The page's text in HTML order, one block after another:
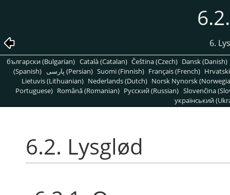
6.
български (Bulgarian) Català (Catalan) Čeština (Czech) Dansk (Danish)
(Spanish)
پارسی (Persian) Suomi (Finnish) Français (French)
Lietuvis (Lithuanian) Nederlands (Dutch) Norsk Nynorsk
Portuguese) Română (Romanian) Pусский (Russian) Slovenčina
український
6.2. Lysglød